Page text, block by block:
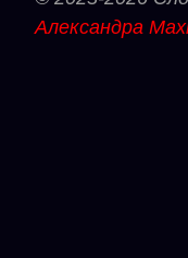
Александра